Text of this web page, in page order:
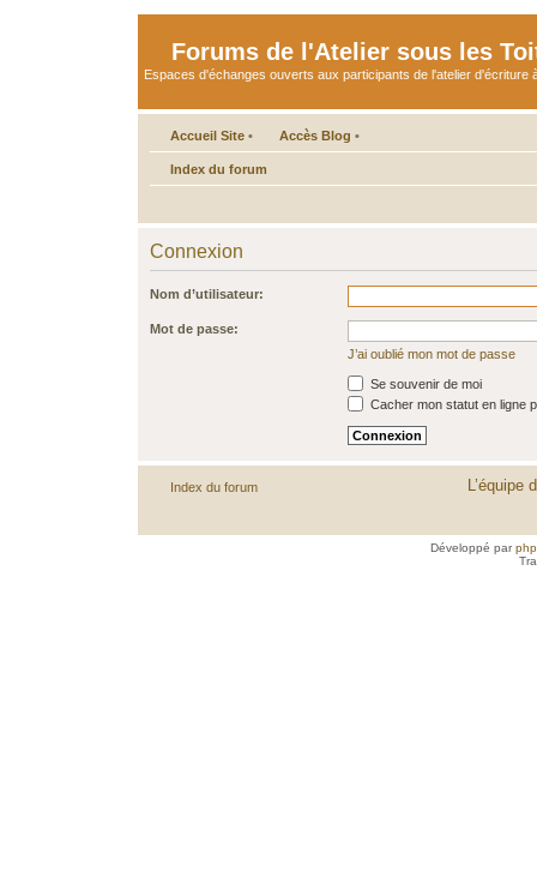
Forums de l'Atelier sous les
Espaces d'échanges ouverts aux participants de l'atelier d'écriture
Accueil Site • Accès Blog •
Index du forum
Connexion
Nom d’utilisateur:
Mot de passe:
J’ai oublié mon mot de passe
Se souvenir de moi
Cacher mon statut en ligne
Index du forum L’équipe
Développé par